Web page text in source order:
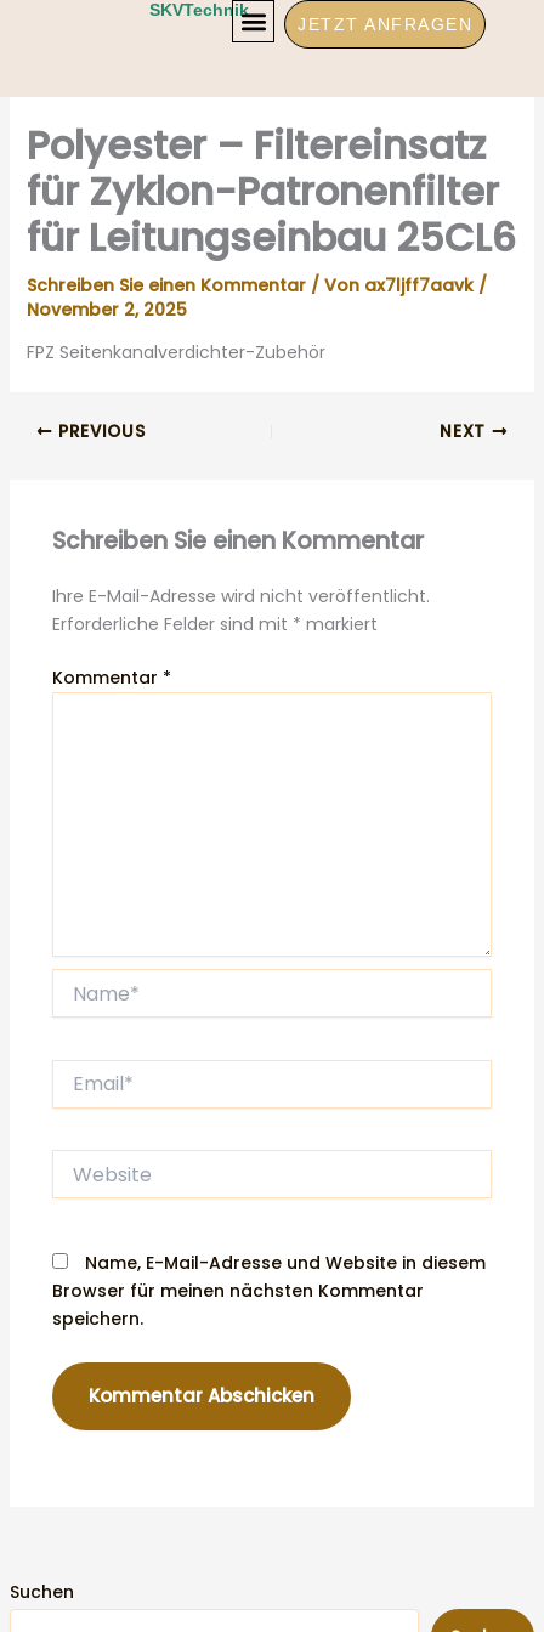
SKVTechnik
JETZT ANFRAGEN
Suchen
Polyester – Filtereinsatz
für Zyklon-Patronenfilter
für Leitungseinbau 25CL6
Schreiben Sie einen Kommentar / Von ax7ljff7aavk /
November 2, 2025
FPZ Seitenkanalverdichter-Zubehör
PREVIOUS NEXT
Schreiben Sie einen Kommentar
Ihre E-Mail-Adresse wird nicht veröffentlicht.
Erforderliche Felder sind mit * markiert
Kommentar *
Website
Name, E-Mail-Adresse und Website in diesem
Browser für meinen nächsten Kommentar
speichern.